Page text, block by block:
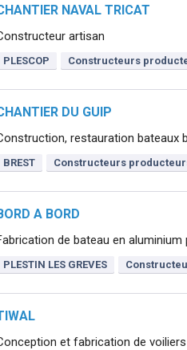
NAVAL TRICAT
artisan
PLESCOP Constructeurs
DU GUIP
restauration bateaux
BREST Constructeurs
A BORD
de bateau en
PLESTIN LES GREVES
et fabrication de